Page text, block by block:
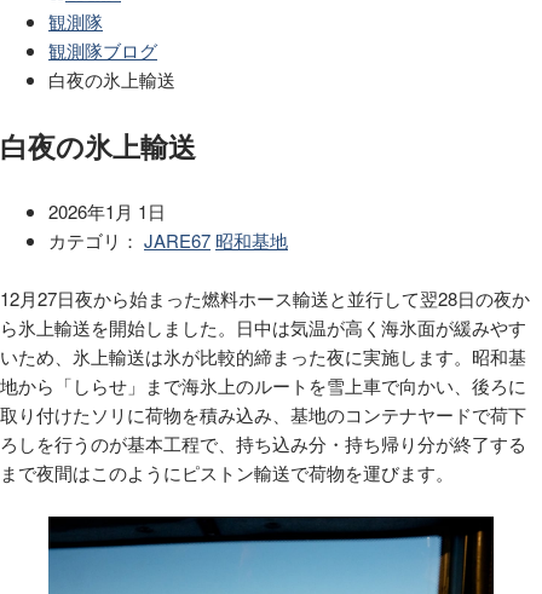
観測隊
観測隊ブログ
白夜の氷上輸送
白夜の氷上輸送
2026年1月 1日
カテゴリ： JARE67 昭和基地
12月27日夜から始まった燃料ホース輸送と並行して翌28日の夜か
ら氷上輸送を開始しました。日中は気温が高く海氷面が緩みやす
いため、氷上輸送は氷が比較的締まった夜に実施します。昭和基
地から「しらせ」まで海氷上のルートを雪上車で向かい、後ろに
取り付けたソリに荷物を積み込み、基地のコンテナヤードで荷下
ろしを行うのが基本工程で、持ち込み分・持ち帰り分が終了する
まで夜間はこのようにピストン輸送で荷物を運びます。